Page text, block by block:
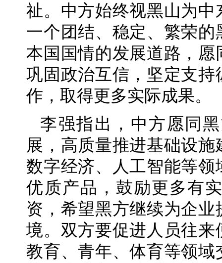
祉。中方始终视黑山为
一个团结、稳定、繁荣
本国国情的发展道路，
巩固政治互信，坚定支
作，取得更多实际成果。
李强指出，中方愿同
展，高质量推进基础设
数字经济、人工智能等
优质产品，鼓励更多有
资，希望黑方继续为企
境。双方要促进人员往
教育、青年、体育等领